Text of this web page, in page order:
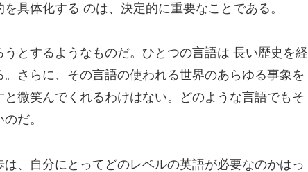
具体化する のは、決定的に重要なことである。
とするようなものだ。ひとつの言語は 長い歴史を経
さらに、その言語の使われる世界のあらゆる事象を
微笑んでくれるわけはない。どのような言語でもそ
だ。
、自分にとってどのレベルの英語が必要なのかはっ